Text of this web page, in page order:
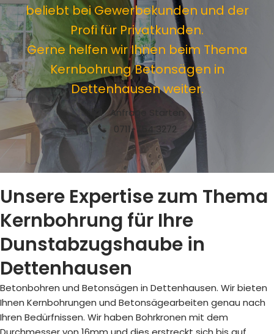
beliebt bei Gewerbekunden und der
Profi für Privatkunden.
Gerne helfen wir Ihnen beim Thema
Kernbohrung Betonsägen in
Dettenhausen weiter.
Anfrage Starten
0711-754 3272
Unsere Expertise zum Thema
Kernbohrung für Ihre
Dunstabzugshaube in
Dettenhausen
Betonbohren und Betonsägen in Dettenhausen. Wir bieten
Ihnen Kernbohrungen und Betonsägearbeiten genau nach
Ihren Bedürfnissen. Wir haben Bohrkronen mit dem